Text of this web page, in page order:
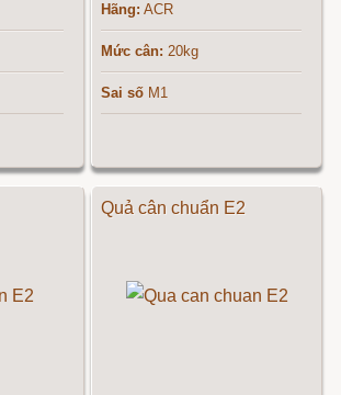
Hãng: ACR
Mức cân: 20kg
Sai số M1
Quả cân chuẩn E2